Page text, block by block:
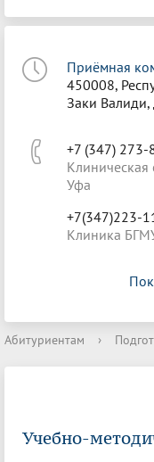
Приёмная
450008,
Заки Валиди,
+7 (347) 273-
Клиническая
Уфа
+7(347)223-
Клиника
Абитуриентам ›
Учебно-